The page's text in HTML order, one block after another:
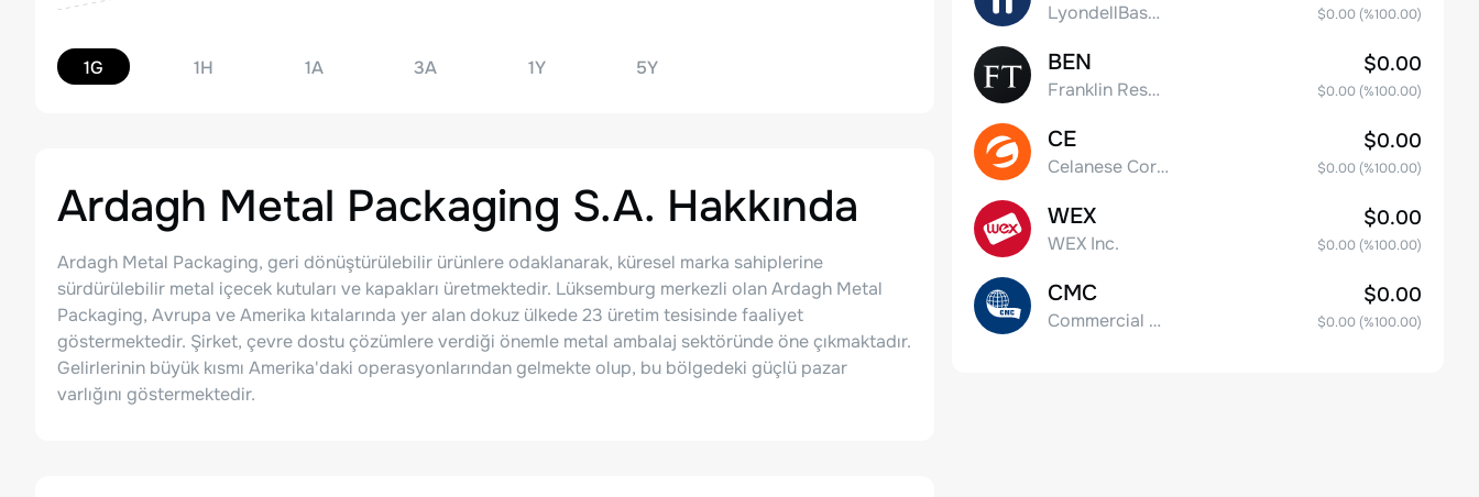
1G 1H 1A 3A 1Y 5Y
Ardagh Metal Packaging S.A. Hakkında
Ardagh Metal Packaging, geri dönüştürülebilir ürünlere odaklanarak, küresel marka sahiplerine
sürdürülebilir metal içecek kutuları ve kapakları üretmektedir. Lüksemburg merkezli olan Ardagh Metal
Packaging, Avrupa ve Amerika kıtalarında yer alan dokuz ülkede 23 üretim tesisinde faaliyet
göstermektedir. Şirket, çevre dostu çözümlere verdiği önemle metal ambalaj sektöründe öne çıkmaktadır.
Gelirlerinin büyük kısmı Amerika'daki operasyonlarından gelmekte olup, bu bölgedeki güçlü pazar
varlığını göstermektedir.
LyondellBasell Industries N.V. Class A $0.00(%100.00)
BEN
Franklin Resources, Inc.
$0.00
$0.00(%100.00)
CE
Celanese Corporation Common Stock
$0.00
$0.00(%100.00)
WEX
WEX Inc.
$0.00
$0.00(%100.00)
CMC
Commercial Metals Company
$0.00
$0.00(%100.00)